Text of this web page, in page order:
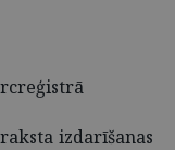
izdarīšanas